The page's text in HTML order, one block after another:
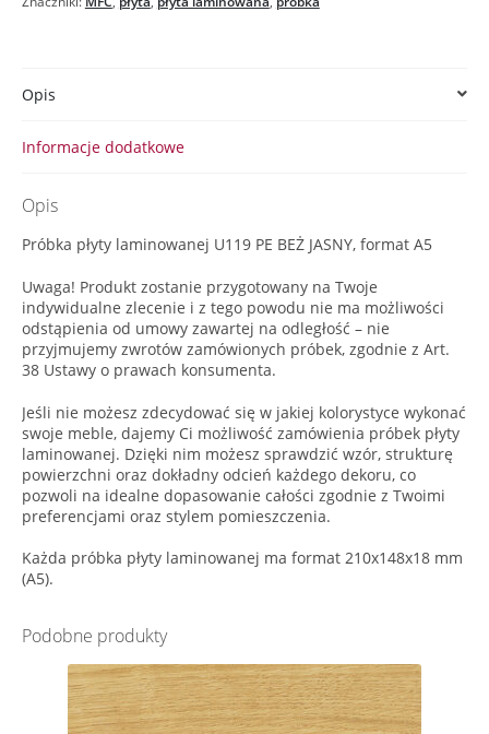
płyty
Opis
Informacje dodatkowe
Opis
Próbka płyty laminowanej U119 PE BEŻ JASNY, format A5
Uwaga! Produkt zostanie przygotowany na Twoje
indywidualne zlecenie i z tego powodu nie ma możliwości
odstąpienia od umowy zawartej na odległość – nie
przyjmujemy zwrotów zamówionych próbek, zgodnie z Art.
38 Ustawy o prawach konsumenta.
Jeśli nie możesz zdecydować się w jakiej kolorystyce wykonać
swoje meble, dajemy Ci możliwość zamówienia próbek płyty
laminowanej. Dzięki nim możesz sprawdzić wzór, strukturę
powierzchni oraz dokładny odcień każdego dekoru, co
pozwoli na idealne dopasowanie całości zgodnie z Twoimi
preferencjami oraz stylem pomieszczenia.
Każda próbka płyty laminowanej ma format 210x148x18 mm
(A5).
Podobne produkty